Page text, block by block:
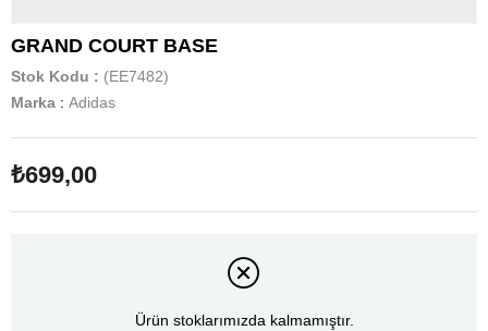
GRAND COURT BASE
Stok Kodu
(EE7482)
Marka : Adidas
₺699,00
Ürün stoklarımızda kalmamıştır.